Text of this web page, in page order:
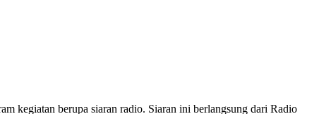
kegiatan berupa siaran radio. Siaran ini berlangsung dari Radio